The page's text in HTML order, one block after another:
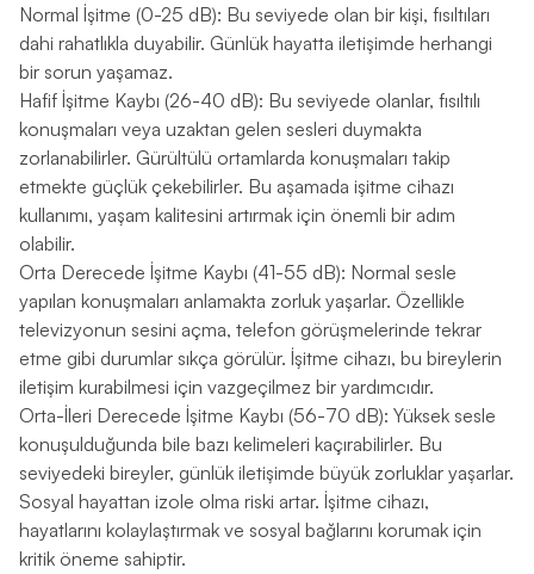
Normal İşitme (0-25 dB): Bu seviyede olan bir kişi, fısıltıları
dahi rahatlıkla duyabilir. Günlük hayatta iletişimde herhangi
bir sorun yaşamaz.
Hafif İşitme Kaybı (26-40 dB): Bu seviyede olanlar, fısıltılı
konuşmaları veya uzaktan gelen sesleri duymakta
zorlanabilirler. Gürültülü ortamlarda konuşmaları takip
etmekte güçlük çekebilirler. Bu aşamada işitme cihazı
kullanımı, yaşam kalitesini artırmak için önemli bir adım
olabilir.
Orta Derecede İşitme Kaybı (41-55 dB): Normal sesle
yapılan konuşmaları anlamakta zorluk yaşarlar. Özellikle
televizyonun sesini açma, telefon görüşmelerinde tekrar
etme gibi durumlar sıkça görülür. İşitme cihazı, bu bireylerin
iletişim kurabilmesi için vazgeçilmez bir yardımcıdır.
Orta-İleri Derecede İşitme Kaybı (56-70 dB): Yüksek sesle
konuşulduğunda bile bazı kelimeleri kaçırabilirler. Bu
seviyedeki bireyler, günlük iletişimde büyük zorluklar yaşarlar.
Sosyal hayattan izole olma riski artar. İşitme cihazı,
hayatlarını kolaylaştırmak ve sosyal bağlarını korumak için
kritik öneme sahiptir.